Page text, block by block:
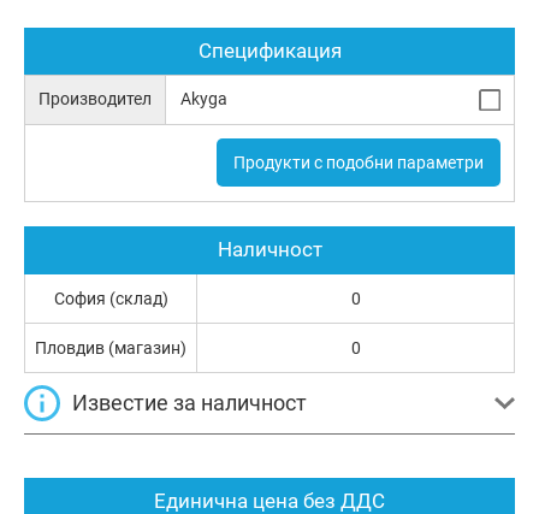
Спецификация
Производител Akyga
Продукти с подобни параметри
Единична цена без ДДС
Наличност
София (склад) 0
Пловдив (магазин) 0
Известие за наличност